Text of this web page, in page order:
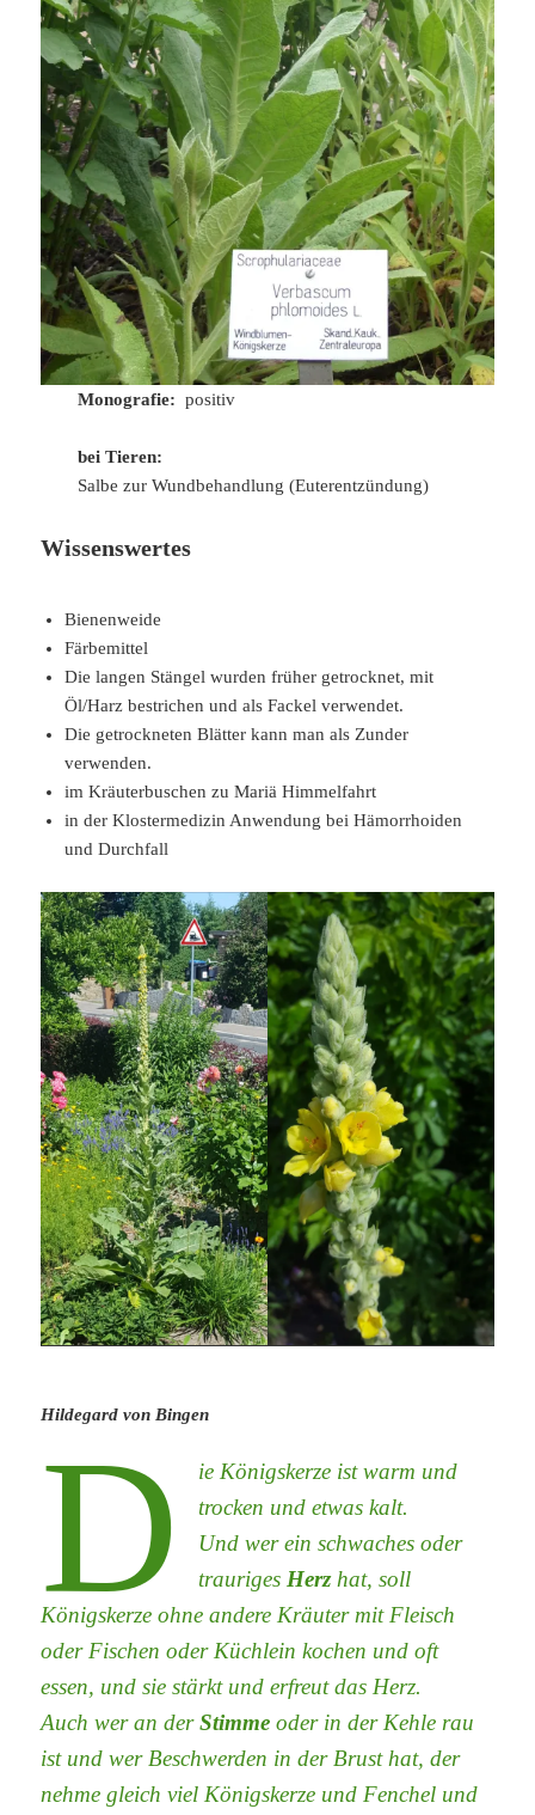
Monografie: positiv
bei Tieren:
Salbe zur Wundbehandlung (Euterentzündung)
Wissenswertes
Bienenweide
Färbemittel
Die langen Stängel wurden früher getrocknet, mit
Öl/Harz bestrichen und als Fackel verwendet.
Die getrockneten Blätter kann man als Zunder
verwenden.
im Kräuterbuschen zu Mariä Himmelfahrt
in der Klostermedizin Anwendung bei Hämorrhoiden
und Durchfall
Hildegard von Bingen
D
ie Königskerze ist warm und
trocken und etwas kalt.
Und wer ein schwaches oder
trauriges Herzhat, soll
Königskerze ohne andere Kräuter mit Fleisch
oder Fischen oder Küchlein kochen und oft
essen, und sie stärkt und erfreut das Herz.
Auch wer an derStimme oder in der Kehle rau
ist und wer Beschwerden in der Brust hat, der
nehme gleich viel Königskerze und Fenchel und